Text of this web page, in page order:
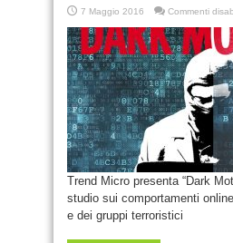
7 Maggio 2016 Commenti
Trend Micro presenta “Dark
studio sui comportamenti
e dei gruppi terroristici